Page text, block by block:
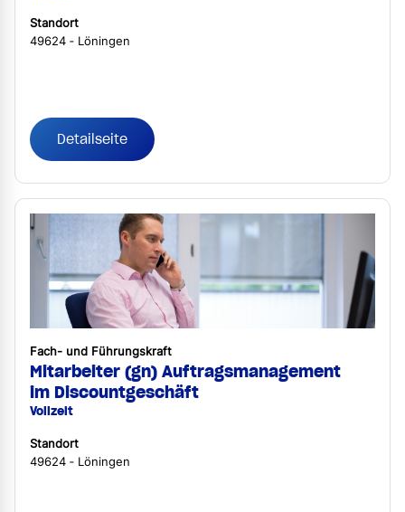
Standort
49624 ‐ Löningen
Detailseite
Fach- und Führungskraft
Mitarbeiter (gn) Auftragsmanagement
im Discountgeschäft
Vollzeit
Standort
49624 ‐ Löningen